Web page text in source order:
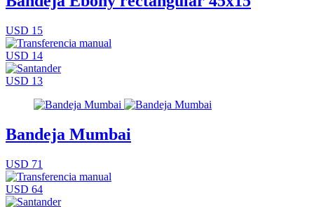
USD 15
USD 14
USD 13
Bandeja Mumbai
USD 71
USD 64